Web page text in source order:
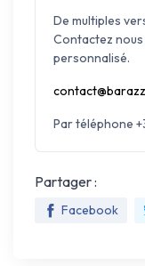
De multiples
Contactez
personnalisé.
Par téléphone
Partager :
Facebook